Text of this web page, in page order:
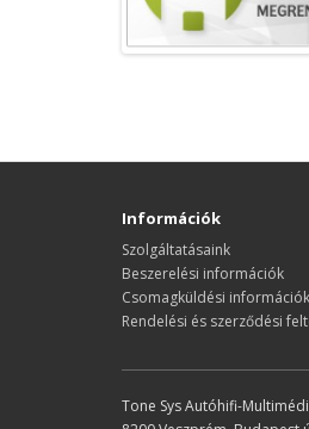
Információk
Szolgáltatásaink
Beszerelési információk
Csomagküldési információk
Rendelési és szerződési
Tone Sys Autóhifi-